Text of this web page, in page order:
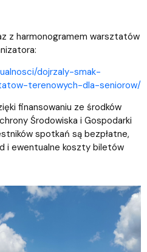
z harmonogramem warsztatów
dojrzaly-smak-
terenowych-dla-seniorow/
finansowaniu ze środków
Środowiska i Gospodarki
spotkań są bezpłatne,
i ewentualne koszty biletów